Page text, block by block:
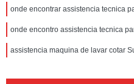
onde encontrar assistencia tecnica
onde encontro assistencia tecnica
assistencia maquina de lavar cotar